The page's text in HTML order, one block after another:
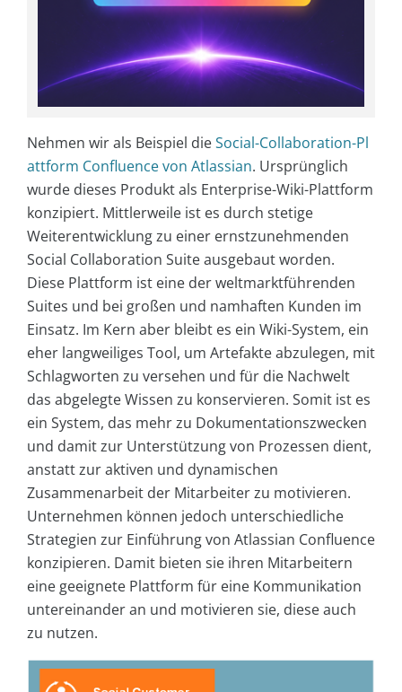
Nehmen wir als Beispiel dieSocial-Collaboration-Pl
attform Confluence von Atlassian. Ursprünglich
wurde dieses Produkt als Enterprise-Wiki-Plattform
konzipiert. Mittlerweile ist es durch stetige
Weiterentwicklung zu einer ernstzunehmenden
Social Collaboration Suite ausgebaut worden.
Diese Plattform ist eine der weltmarktführenden
Suites und bei großen und namhaften Kunden im
Einsatz. Im Kern aber bleibt es ein Wiki-System, ein
eher langweiliges Tool, um Artefakte abzulegen, mit
Schlagworten zu versehen und für die Nachwelt
das abgelegte Wissen zu konservieren. Somit ist es
ein System, das mehr zu Dokumentationszwecken
und damit zur Unterstützung von Prozessen dient,
anstatt zur aktiven und dynamischen
Zusammenarbeit der Mitarbeiter zu motivieren.
Unternehmen können jedoch unterschiedliche
Strategien zur Einführung von Atlassian Confluence
konzipieren. Damit bieten sie ihren Mitarbeitern
eine geeignete Plattform für eine Kommunikation
untereinander an und motivieren sie, diese auch
zu nutzen.